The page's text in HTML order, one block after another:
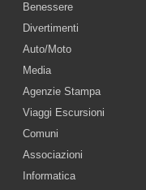
Benessere
Divertimenti
Auto/Moto
Media
Agenzie Stampa
Viaggi Escursioni
Comuni
Associazioni
Informatica